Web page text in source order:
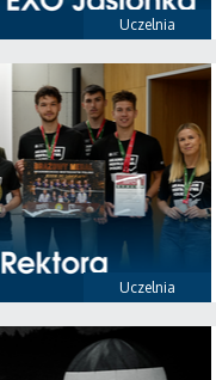
Uczelnia
Uczelnia